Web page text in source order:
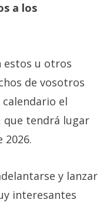
a los
estos u otros
de vosotros
el
que tendrá lugar
2026.
y lanzar
interesantes